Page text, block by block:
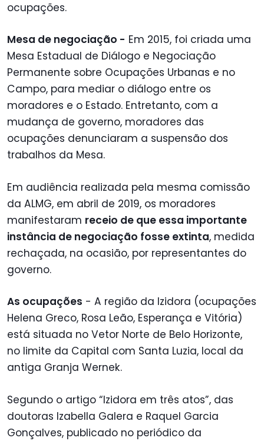
ocupações.
Mesa de negociação - Em 2015, foi criada uma
Mesa Estadual de Diálogo e Negociação
Permanente sobre Ocupações Urbanas e no
Campo, para mediar o diálogo entre os
moradores e o Estado. Entretanto, com a
mudança de governo, moradores das
ocupações denunciaram a suspensão dos
trabalhos da Mesa.
Em audiência realizada pela mesma comissão
da ALMG, em abril de 2019, os moradores
manifestaram receio de que essa importante
instância de negociação fosse extinta, medida
rechaçada, na ocasião, por representantes do
governo.
As ocupações - A região da Izidora (ocupações
Helena Greco, Rosa Leão, Esperança e Vitória)
está situada no Vetor Norte de Belo Horizonte,
no limite da Capital com Santa Luzia, local da
antiga Granja Wernek.
Segundo o artigo “Izidora em três atos”, das
doutoras Izabella Galera e Raquel Garcia
Gonçalves, publicado no periódico da